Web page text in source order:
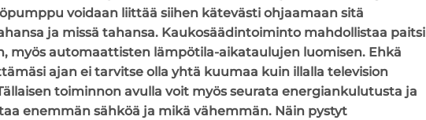
voidaan liittää siihen kätevästi ohjaamaan sitä
ja missä tahansa. Kaukosäädintoiminto mahdollistaa paitsi
myös automaattisten lämpötila-aikataulujen luomisen. Ehkä
ajan ei tarvitse olla yhtä kuumaa kuin illalla television
toiminnon avulla voit myös seurata energiankulutusta ja
enemmän sähköä ja mikä vähemmän. Näin pystyt